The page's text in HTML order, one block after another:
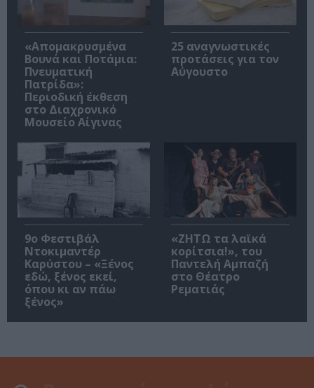
«Απομακρυσμένα
Βουνά και Ποτάμια:
Πνευματική
Πατρίδα»:
Περιοδική έκθεση
στο Διαχρονικό
Μουσείο Αίγινας
25 αναγνωστικές
προτάσεις για τον
Αύγουστο
9ο Φεστιβάλ
Ντοκιμαντέρ
Καρύστου – «Ξένος
εδώ, ξένος εκεί,
όπου κι αν πάω
ξένος»
«ΖΗΤΩ τα λαϊκά
κορίτσια!», του
Παντελή Αμπαζή
στο Θέατρο
Ρεματιάς